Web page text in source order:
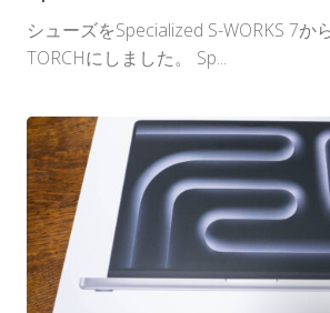
シューズをSpecialized S-WORKS 7か
TORCHにしました。 Sp...